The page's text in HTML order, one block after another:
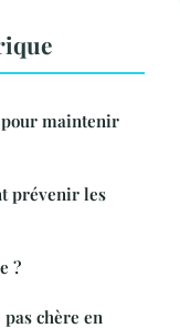
maintenir
prévenir les
?
chère en